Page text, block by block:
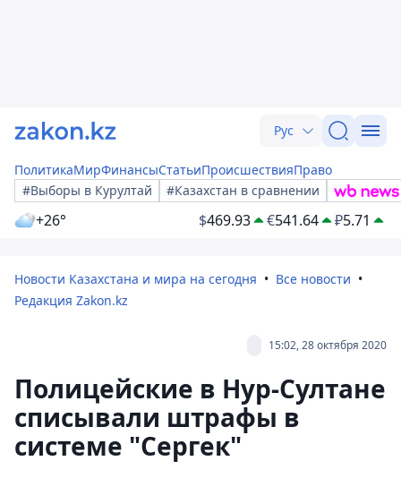
Рус
ПолитикаМирФинансыСтатьиПроисшествияПраво
#Выборы в Курултай
#Казахстан в сравнении
+26° $469.93 €541.64 ₽5.71
Новости Казахстана и мира на сегодня
Все новости
Редакция Zakon.kz
15:02, 28 октября 2020
Полицейские в Нур-Султане
списывали штрафы в
системе "Сергек"